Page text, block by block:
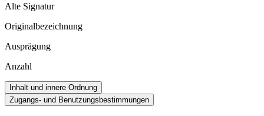
Alte Signatur
Originalbezeichnung
Ausprägung
Anzahl
Inhalt und innere Ordnung
Zugangs- und Benutzungsbestimmungen